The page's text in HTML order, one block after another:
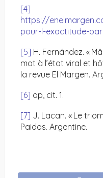
[4]
https://
pour-l-exactitude-
[5] H. Fernández. «
mot à l’état viral et
la revue El Margen.
[6] op, cit. 1.
[7] J. Lacan. « Le
Paidos. Argentine.